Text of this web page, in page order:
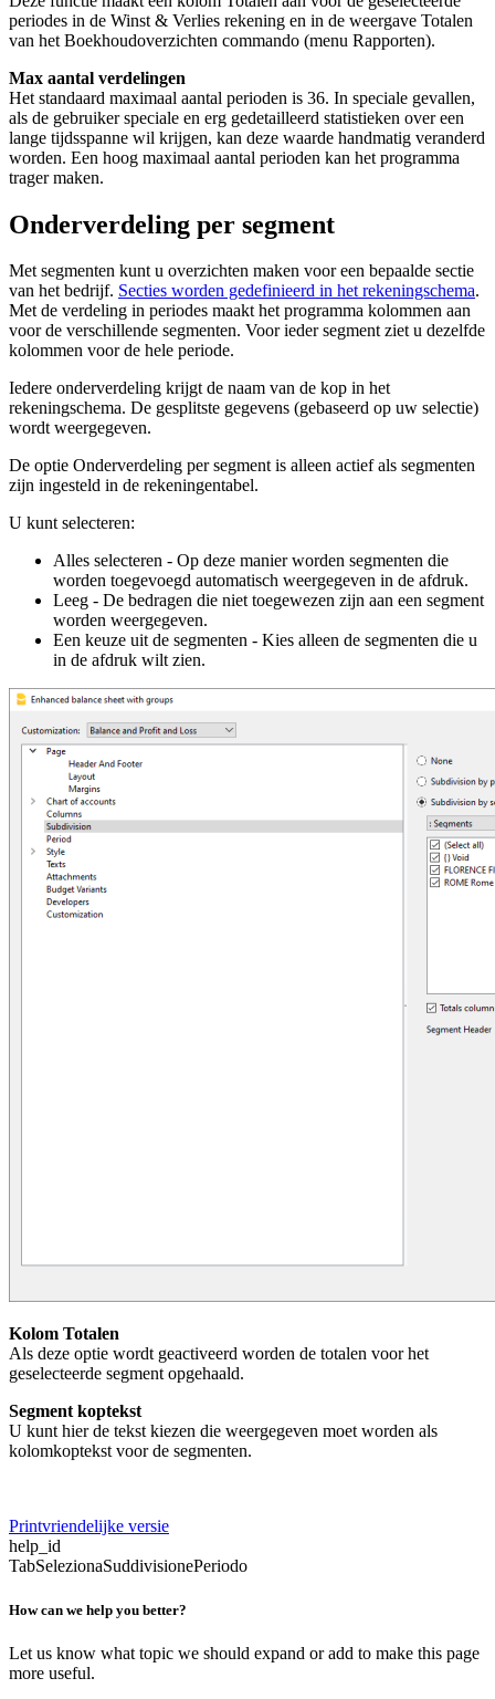
periodes in de Winst & Verlies rekening en in de weergave Totalen
van het Boekhoudoverzichten commando (menu Rapporten).
Max aantal verdelingen
Het standaard maximaal aantal perioden is 36. In speciale gevallen,
als de gebruiker speciale en erg gedetailleerd statistieken over een
lange tijdsspanne wil krijgen, kan deze waarde handmatig veranderd
worden. Een hoog maximaal aantal perioden kan het programma
trager maken.
Onderverdeling per segment
Met segmenten kunt u overzichten maken voor een bepaalde sectie
van het bedrijf. Secties worden gedefinieerd in het rekeningschema.
Met de verdeling in periodes maakt het programma kolommen aan
voor de verschillende segmenten. Voor ieder segment ziet u dezelfde
kolommen voor de hele periode.
Iedere onderverdeling krijgt de naam van de kop in het
rekeningschema. De gesplitste gegevens (gebaseerd op uw selectie)
wordt weergegeven.
De optie Onderverdeling per segment is alleen actief als segmenten
zijn ingesteld in de rekeningentabel.
U kunt selecteren:
Alles selecteren - Op deze manier worden segmenten die
worden toegevoegd automatisch weergegeven in de afdruk.
Leeg - De bedragen die niet toegewezen zijn aan een segment
worden weergegeven.
Een keuze uit de segmenten - Kies alleen de segmenten die u
in de afdruk wilt zien.
Kolom Totalen
Als deze optie wordt geactiveerd worden de totalen voor het
geselecteerde segment opgehaald.
Segment koptekst
U kunt hier de tekst kiezen die weergegeven moet worden als
kolomkoptekst voor de segmenten.
Printvriendelijke versie
help_id
TabSelezionaSuddivisionePeriodo
How can we help you better?
Let us know what topic we should expand or add to make this page
more useful.